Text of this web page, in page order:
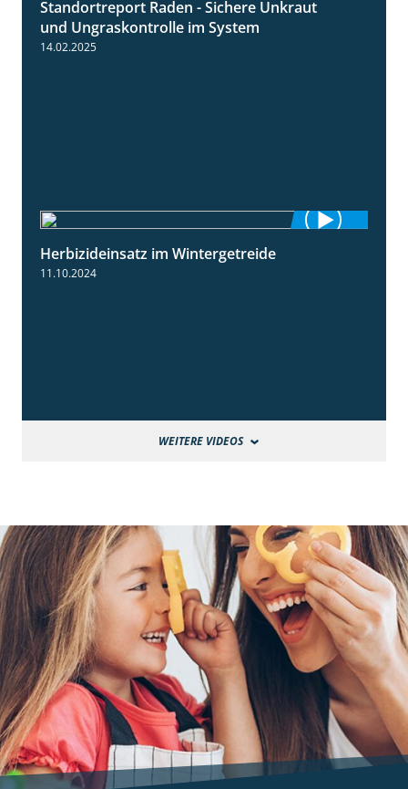
6:44
Standortreport Raden - Sichere Unkraut
und Ungraskontrolle im System
14.02.2025
Herbizideinsatz im Wintergetreide
11.10.2024
WEITERE VIDEOS